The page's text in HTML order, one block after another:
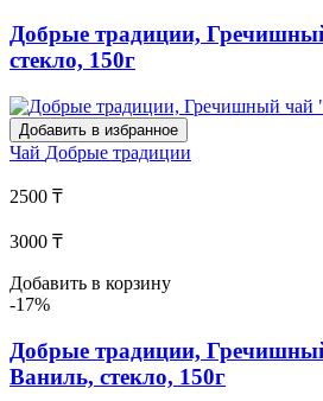
Добрые традиции,
стекло, 150г
Добавить в избранное
Чай Добрые традиции
2500 ₸
3000 ₸
Добавить в корзину
-17%
Добрые традиции,
Ваниль, стекло, 150г